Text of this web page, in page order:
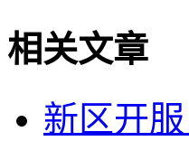
相关文章
新区开